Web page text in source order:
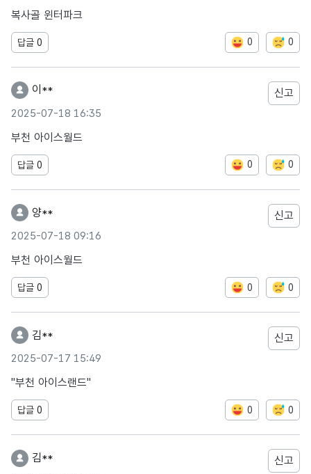
복사골 윈터파크
답글 0 0 0
이**
2025-07-18 16:35
신고
부천 아이스월드
답글 0 0 0
양**
2025-07-18 09:16
신고
부천 아이스월드
답글 0 0 0
김**
2025-07-17 15:49
신고
"부천 아이스랜드"
답글 0 0 0
김** 신고